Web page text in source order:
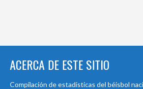
ACERCA DE ESTE SITIO
Compilación de estadísticas del béisbol